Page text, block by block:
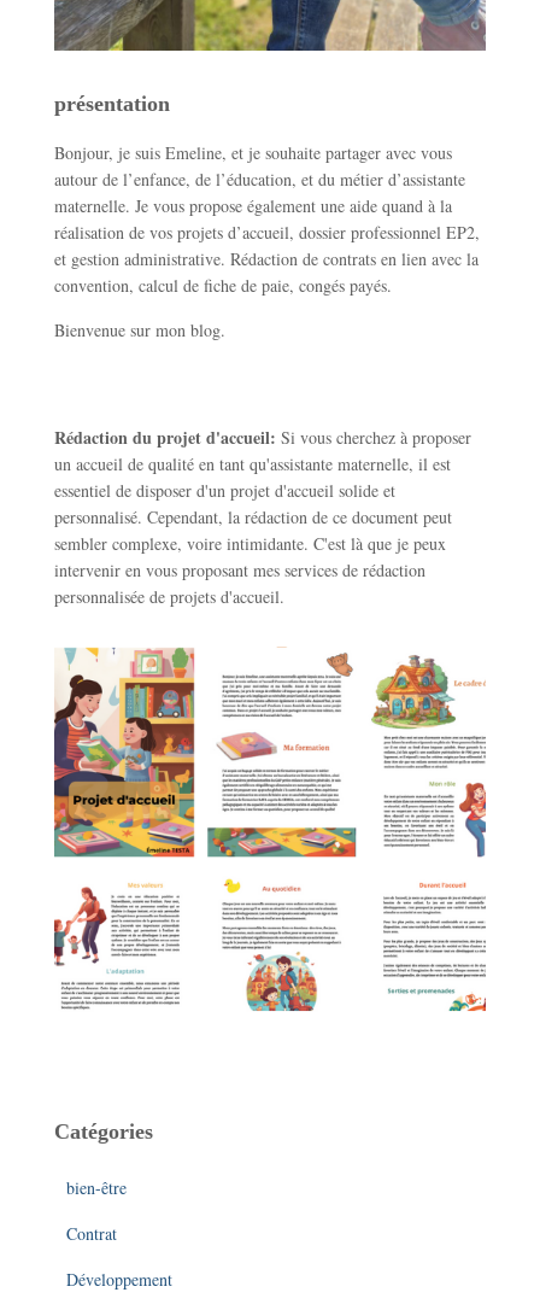
présentation
Bonjour, je suis Emeline, et je souhaite partager avec vous
autour de l’enfance, de l’éducation, et du métier d’assistante
maternelle. Je vous propose également une aide quand à la
réalisation de vos projets d’accueil, dossier professionnel EP2,
et gestion administrative. Rédaction de contrats en lien avec la
convention, calcul de fiche de paie, congés payés.
Bienvenue sur mon blog.
Rédaction du projet d'accueil: Si vous cherchez à proposer
un accueil de qualité en tant qu'assistante maternelle, il est
essentiel de disposer d'un projet d'accueil solide et
personnalisé. Cependant, la rédaction de ce document peut
sembler complexe, voire intimidante. C'est là que je peux
intervenir en vous proposant mes services de rédaction
personnalisée de projets d'accueil.
Catégories
bien-être
Contrat
Développement